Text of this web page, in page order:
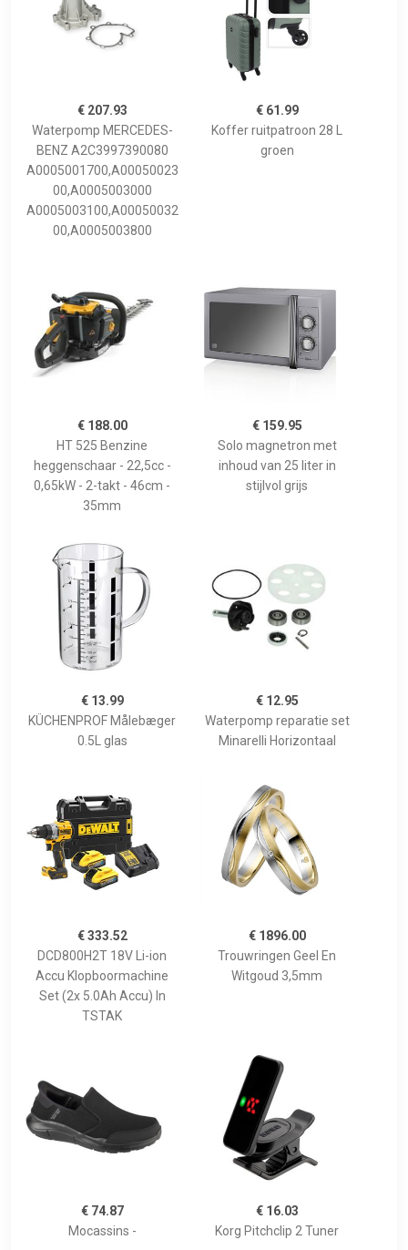
€ 207.93
Waterpomp MERCEDES-
BENZ A2C3997390080
A0005001700,A00050023
00,A0005003000
A0005003100,A00050032
00,A0005003800
€ 61.99
Koffer ruitpatroon 28 L
groen
€ 188.00
HT 525 Benzine
heggenschaar - 22,5cc -
0,65kW - 2-takt - 46cm -
35mm
€ 159.95
Solo magnetron met
inhoud van 25 liter in
stijlvol grijs
€ 13.99
KÜCHENPROF Målebæger
0.5L glas
€ 12.95
Waterpomp reparatie set
Minarelli Horizontaal
€ 333.52
DCD800H2T 18V Li-ion
Accu Klopboormachine
Set (2x 5.0Ah Accu) In
TSTAK
€ 1896.00
Trouwringen Geel En
Witgoud 3,5mm
€ 74.87
Mocassins -
€ 16.03
Korg Pitchclip 2 Tuner